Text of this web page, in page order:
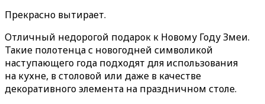
Прекрасно вытирает.
Отличный недорогой подарок к Новому Году Змеи.
Такие полотенца с новогодней символикой
наступающего года подходят для использования
на кухне, в столовой или даже в качестве
декоративного элемента на праздничном столе.